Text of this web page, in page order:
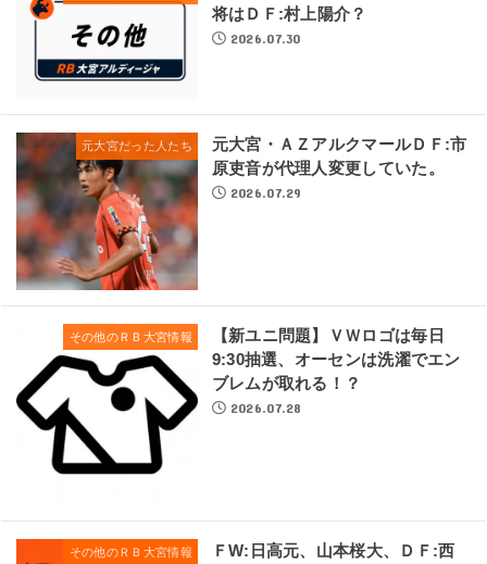
将はＤＦ:村上陽介？
2026.07.30
元大宮だった人たち
元大宮・ＡＺアルクマールＤＦ:市
原吏音が代理人変更していた。
2026.07.29
その他のＲＢ大宮情報
【新ユニ問題】ＶＷロゴは毎日
9:30抽選、オーセンは洗濯でエン
ブレムが取れる！？
2026.07.28
その他のＲＢ大宮情報
ＦW:日高元、山本桜大、ＤＦ:西